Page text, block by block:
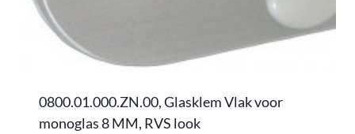
0800.01.000.ZN.00, Glasklem Vlak voor
monoglas 8 MM, RVS look